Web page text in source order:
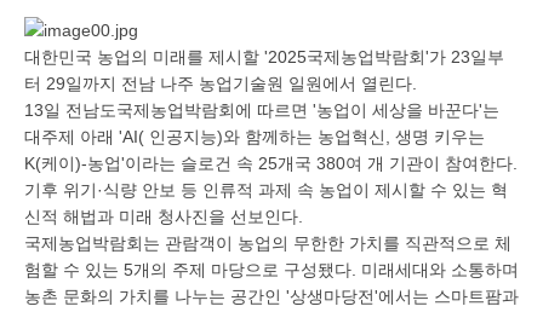
대한민국 농업의 미래를 제시할 '2025국제농업박람회'가 23일부
터 29일까지 전남 나주 농업기술원 일원에서 열린다.
13일 전남도국제농업박람회에 따르면 '농업이 세상을 바꾼다'는
대주제 아래 'AI( 인공지능)와 함께하는 농업혁신, 생명 키우는
K(케이)-농업'이라는 슬로건 속 25개국 380여 개 기관이 참여한다.
기후 위기·식량 안보 등 인류적 과제 속 농업이 제시할 수 있는 혁
신적 해법과 미래 청사진을 선보인다.
국제농업박람회는 관람객이 농업의 무한한 가치를 직관적으로 체
험할 수 있는 5개의 주제 마당으로 구성됐다. 미래세대와 소통하며
농촌 문화의 가치를 나누는 공간인 '상생마당전'에서는 스마트팜과